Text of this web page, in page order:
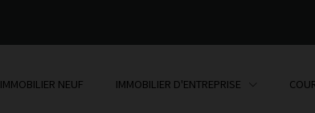
IMMOBILIER NEUF IMMOBILIER D'ENTREPRISE